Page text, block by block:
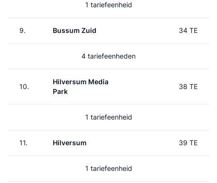
1 tariefeenheid
9. Bussum Zuid 34 TE
4 tariefeenheden
10.
Hilversum Media
Park
38 TE
1 tariefeenheid
11. Hilversum 39 TE
1 tariefeenheid